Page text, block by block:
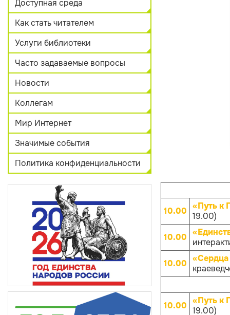
Доступная среда
Как стать читателем
Услуги библиотеки
Часто задаваемые вопросы
Новости
Коллегам
Мир Интернет
Значимые события
Политика конфиденциальности
10.00 «Путь к
19.00)
10.00
10.00 «Сердца
10.00 «Путь к
19.00)